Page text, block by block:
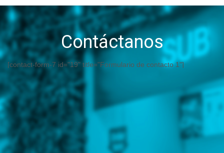
Contáctanos
[contact-form-7 id="19" title="Formulario de contacto 1"]